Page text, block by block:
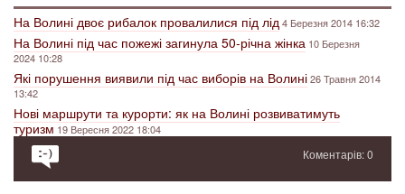
На Волині двоє рибалок провалилися під лід4 Березня 2014 16:32
На Волині під час пожежі загинула 50-річна жінка 10 Березня
2024 10:28
Які порушення виявили під час виборів на Волині26 Травня 2014
13:42
Нові маршрути та курорти: як на Волині розвиватимуть
туризм 19 Вересня 2022 18:04
Коментарів: 0